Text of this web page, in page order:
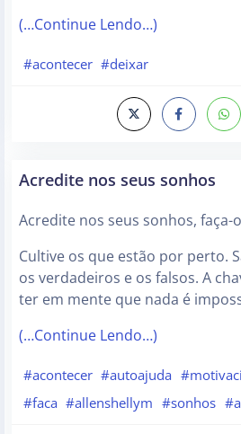
(…Continue Lendo…)
#acontecer #deixar
Acredite nos seus sonhos
Acredite nos seus sonhos, faça-
Cultive os que estão por perto.
os verdadeiros e os falsos. A
ter em mente que nada é
(…Continue Lendo…)
#acontecer #autoajuda
#faca #allenshellym #sonhos